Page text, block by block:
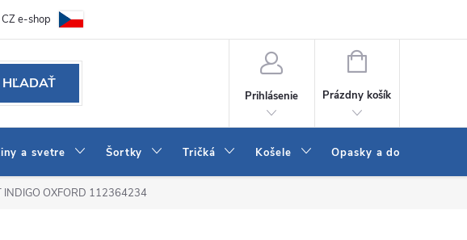
džínsy Wrangler a LEE
CZ e-shop
HĽADAŤ
Prihlásenie
NÁKUPNÝ
Prázdny košík
a svetre Šortky Tričká Košele Opasky a doplnky
INDIGO OXFORD 112364234